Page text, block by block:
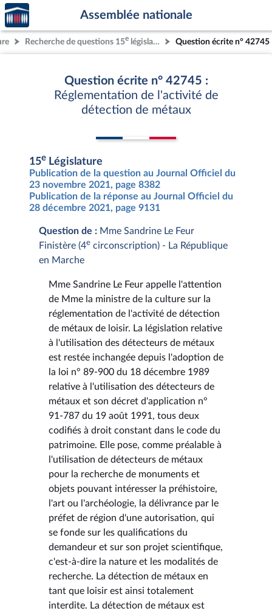
Aller au contenu
Aller en bas de la page
Accèder
à la
page
d'accueil
Assemblée nationale
Recherche de questions 15e législature Question écrite n° 42745
Question écrite n° 42745 :
Réglementation de l'activité de
détection de métaux
15e Législature
Publication de la question au Journal Officiel du
23 novembre 2021, page 8382
Publication de la réponse au Journal Officiel du
28 décembre 2021, page 9131
Question de : Mme Sandrine Le Feur
Finistère (4e circonscription) - La République
en Marche
Mme Sandrine Le Feur appelle l'attention
de Mme la ministre de la culture sur la
réglementation de l'activité de détection
de métaux de loisir. La législation relative
à l'utilisation des détecteurs de métaux
est restée inchangée depuis l'adoption de
la loi n° 89-900 du 18 décembre 1989
relative à l'utilisation des détecteurs de
métaux et son décret d'application n°
91-787 du 19 août 1991, tous deux
codifiés à droit constant dans le code du
patrimoine. Elle pose, comme préalable à
l'utilisation de détecteurs de métaux
pour la recherche de monuments et
objets pouvant intéresser la préhistoire,
l'art ou l'archéologie, la délivrance par le
préfet de région d'une autorisation, qui
se fonde sur les qualifications du
demandeur et sur son projet scientifique,
c'est-à-dire la nature et les modalités de
recherche. La détection de métaux en
tant que loisir est ainsi totalement
interdite. La détection de métaux est